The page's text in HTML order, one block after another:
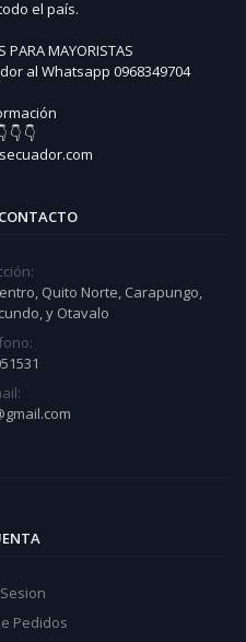
el país.
PARA MAYORISTAS
al Whatsapp 0968349704
👇 👇
Quito Norte, Carapungo,
y Otavalo
Pedidos